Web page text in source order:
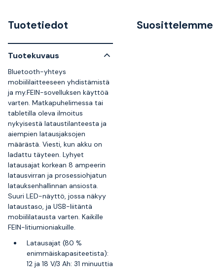
Tuotetiedot
Tuotekuvaus
Bluetooth-yhteys
mobiililaitteeseen yhdistämistä
ja my.FEIN-sovelluksen käyttöä
varten. Matkapuhelimessa tai
tabletilla oleva ilmoitus
nykyisestä lataustilanteesta ja
aiempien latausjaksojen
määrästä. Viesti, kun akku on
ladattu täyteen. Lyhyet
latausajat korkean 8 ampeerin
latausvirran ja prosessiohjatun
latauksenhallinnan ansiosta.
Suuri LED-näyttö, jossa näkyy
lataustaso, ja USB-liitäntä
mobiililatausta varten. Kaikille
FEIN-litiumioniakuille.
Latausajat (80 %
enimmäiskapasiteetista):
12 ja 18 V/3 Ah: 31 minuuttia
Suosittelemme